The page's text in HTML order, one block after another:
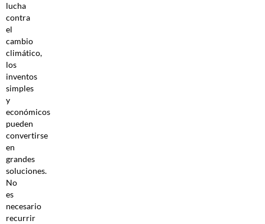
lucha
contra
el
cambio
climático,
los
inventos
simples
y
económicos
pueden
convertirse
en
grandes
soluciones.
No
es
necesario
recurrir